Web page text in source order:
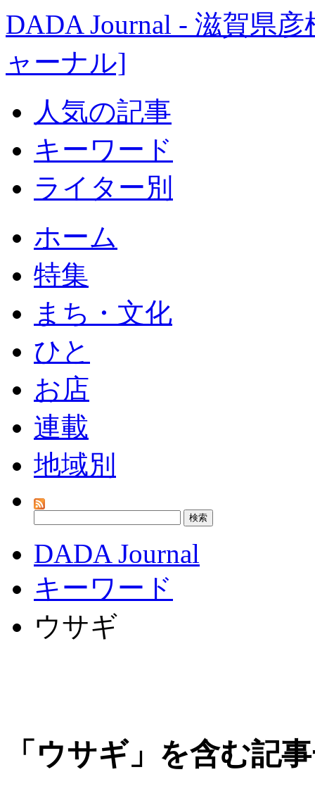
DADA Journal - 滋賀県
ャーナル]
人気の記事
キーワード
ライター別
ホーム
特集
まち・文化
ひと
お店
連載
地域別
DADA Journal
キーワード
ウサギ
「ウサギ」を含む記